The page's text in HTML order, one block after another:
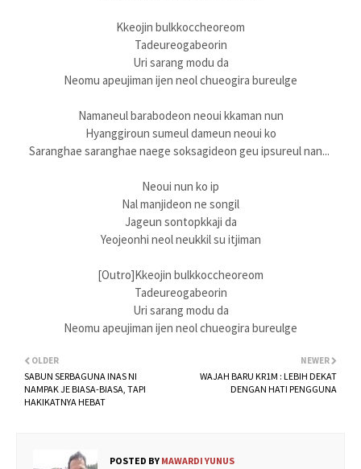
Kkeojin bulkkoccheoreom
Tadeureogabeorin
Uri sarang modu da
Neomu apeujiman ijen neol chueogira bureulge
Namaneul barabodeon neoui kkaman nun
Hyanggiroun sumeul dameun neoui ko
Saranghae saranghae naege soksagideon geu ipsureul nan...
Neoui nun ko ip
Nal manjideon ne songil
Jageun sontopkkaji da
Yeojeonhi neol neukkil su itjiman
[Outro]Kkeojin bulkkoccheoreom
Tadeureogabeorin
Uri sarang modu da
Neomu apeujiman ijen neol chueogira bureulge
NEWER
WAJAH BARU KR1M : LEBIH DEKAT
DENGAN HATI PENGGUNA
OLDER
SABUN SERBAGUNA INAS NI
NAMPAK JE BIASA-BIASA, TAPI
HAKIKATNYA HEBAT
POSTED BY MAWARDI YUNUS